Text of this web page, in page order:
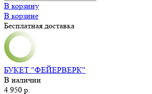
В корзину
В корзине
Бесплатная доставка
БУКЕТ "ФЕЙЕРВЕРК"
В наличии
4 950 р.